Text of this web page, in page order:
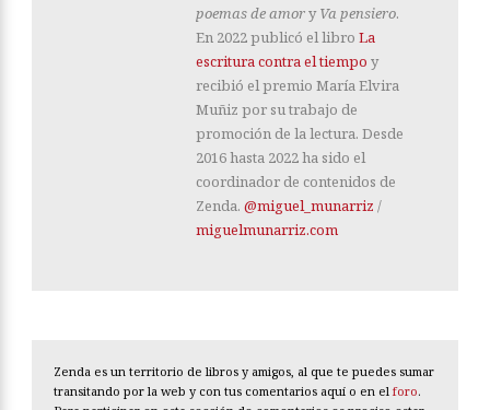
poemas de amoryVa pensiero.
En 2022 publicó el libro La
escritura contra el tiempo y
recibió el premio María Elvira
Muñiz por su trabajo de
promoción de la lectura. Desde
2016 hasta 2022 ha sido el
coordinador de contenidos de
Zenda. @miguel_munarriz /
miguelmunarriz.com
Zenda es un territorio de libros y amigos, al que te puedes sumar
transitando por la web y con tus comentarios aquí o en el foro.